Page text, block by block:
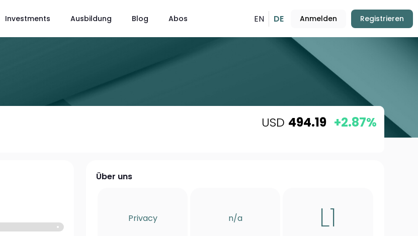
Investments Ausbildung Blog Abos EN DE Anmelden Registrieren
USD 494.19 +2.87%
Über uns
Privacy n/a L1